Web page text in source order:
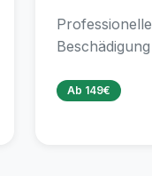
Ab 149€